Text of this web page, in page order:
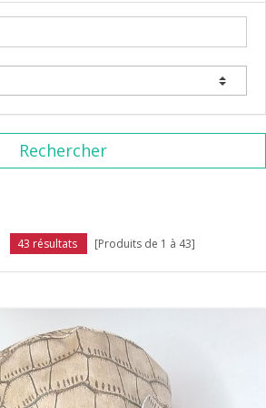
Rechercher
43 résultats [Produits de 1 à 43]